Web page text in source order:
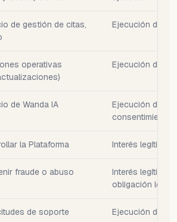
de gestión de citas,
Ejecución del
operativas
Ejecución del
de Wanda IA
Ejecución del
consentimiento
la Plataforma Interés legítimo
fraude o abuso
Interés legítimo /
obligación legal
de soporte
Ejecución del